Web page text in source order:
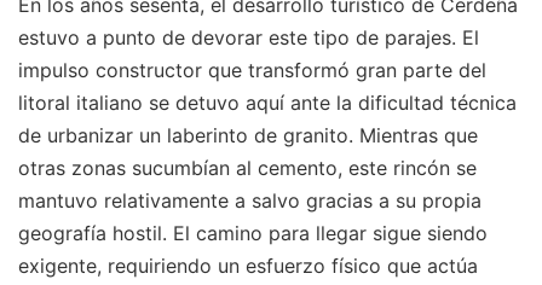
En los años sesenta, el desarrollo turístico de Cerdeña
estuvo a punto de devorar este tipo de parajes. El
impulso constructor que transformó gran parte del
litoral italiano se detuvo aquí ante la dificultad técnica
de urbanizar un laberinto de granito. Mientras que
otras zonas sucumbían al cemento, este rincón se
mantuvo relativamente a salvo gracias a su propia
geografía hostil. El camino para llegar sigue siendo
exigente, requiriendo un esfuerzo físico que actúa